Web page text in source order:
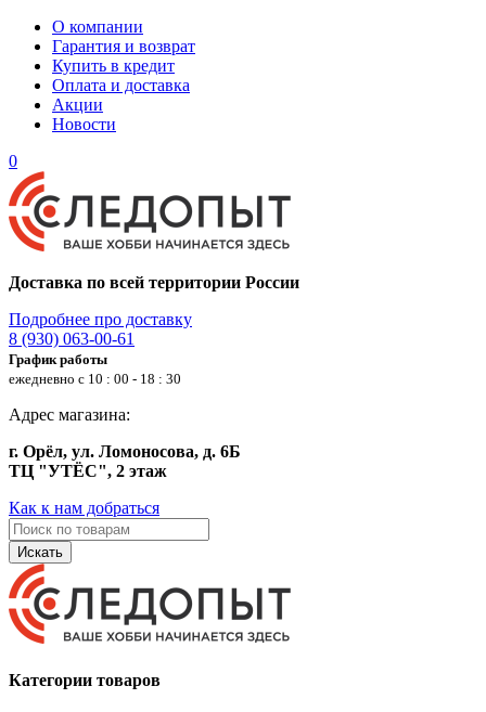
О компании
Гарантия и возврат
Купить в кредит
Оплата и доставка
Акции
Новости
0
Доставка по всей территории России
Подробнее про доставку
8 (930) 063-00-61
График работы
ежедневно с 10 : 00 - 18 : 30
Адрес магазина:
г. Орёл, ул. Ломоносова, д. 6Б
ТЦ "УТЁС", 2 этаж
Как к нам добраться
Искать
Категории товаров